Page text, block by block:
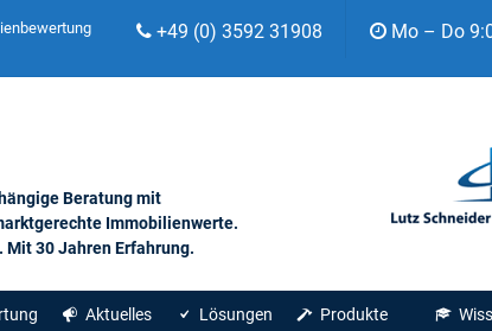
+49 (0) 3592 31908 Mo – Do
Beratung mit
Immobilienwerte.
Mit 30 Jahren Erfahrung.
Aktuelles Lösungen Produkte